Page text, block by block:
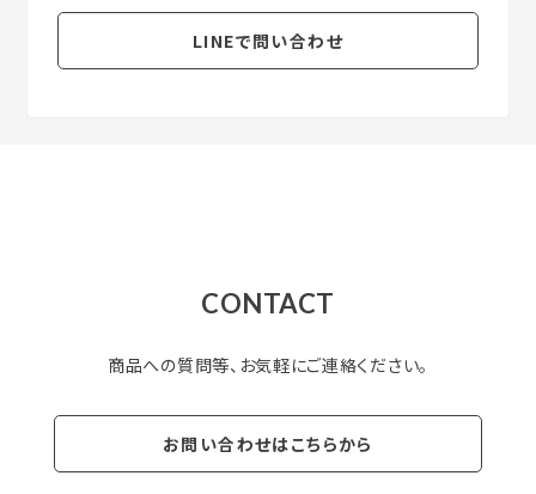
LINEで問い合わせ
CONTACT
商品への質問等、お気軽にご連絡ください。
お問い合わせはこちらから